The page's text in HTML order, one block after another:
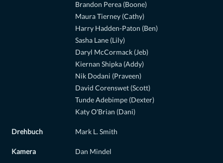
Brandon Perea (Boone)
Maura Tierney (Cathy)
Harry Hadden-Paton (Ben)
Sasha Lane (Lily)
Daryl McCormack (Jeb)
Kiernan Shipka (Addy)
Nik Dodani (Praveen)
David Corenswet (Scott)
Tunde Adebimpe (Dexter)
Katy O'Brian (Dani)
Drehbuch Mark L. Smith
Kamera Dan Mindel